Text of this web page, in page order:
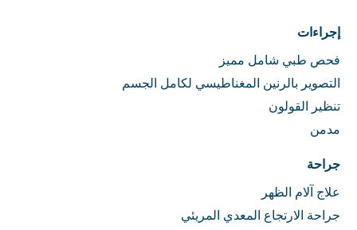
إجراءات
فحص طبي شامل مميز
التصوير بالرنين المغناطيسي لكامل الجسم
تنظير القولون
مدمن
جراحة
علاج آلام الظهر
جراحة الارتجاع المعدي المريئي